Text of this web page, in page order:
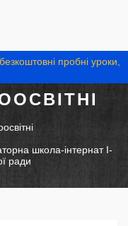
пробні уроки,
школа-інтернат I-
ради